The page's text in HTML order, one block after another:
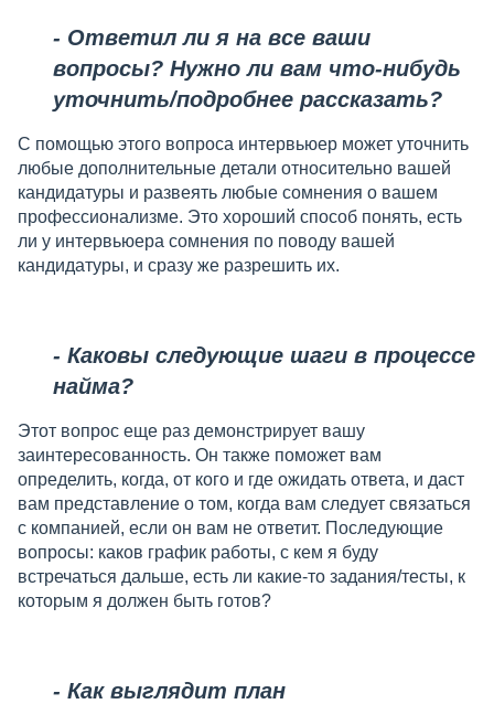
- Ответил ли я на все ваши
вопросы? Нужно ли вам что-нибудь
уточнить/подробнее рассказать?
С помощью этого вопроса интервьюер может уточнить
любые дополнительные детали относительно вашей
кандидатуры и развеять любые сомнения о вашем
профессионализме. Это хороший способ понять, есть
ли у интервьюера сомнения по поводу вашей
кандидатуры, и сразу же разрешить их.
- Каковы следующие шаги в процессе
найма?
Этот вопрос еще раз демонстрирует вашу
заинтересованность. Он также поможет вам
определить, когда, от кого и где ожидать ответа, и даст
вам представление о том, когда вам следует связаться
с компанией, если он вам не ответит. Последующие
вопросы: каков график работы, с кем я буду
встречаться дальше, есть ли какие-то задания/тесты, к
которым я должен быть готов?
- Как выглядит план